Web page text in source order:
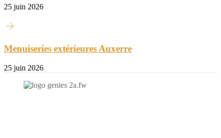
25 juin 2026
Menuiseries extérieures Auxerre
25 juin 2026